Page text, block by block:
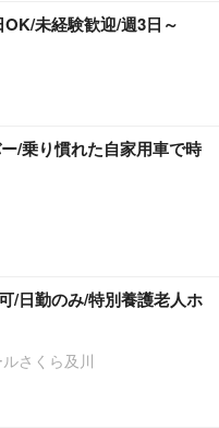
未経験歓迎/週3日～
/乗り慣れた自家用車で時
/日勤のみ/特別養護老人ホ
さくら及川